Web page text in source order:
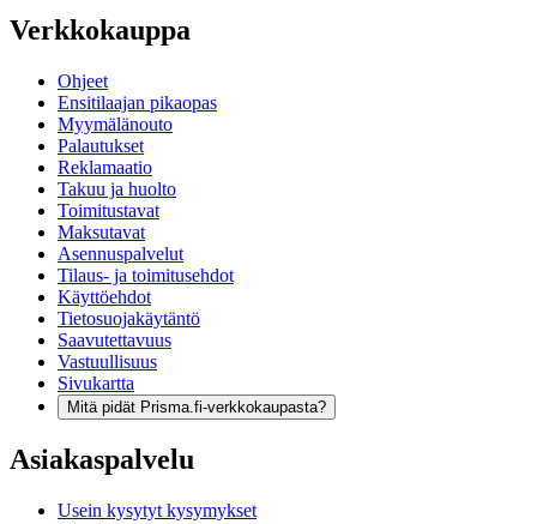
Verkkokauppa
Ohjeet
Ensitilaajan pikaopas
Myymälänouto
Palautukset
Reklamaatio
Takuu ja huolto
Toimitustavat
Maksutavat
Asennuspalvelut
Tilaus- ja toimitusehdot
Käyttöehdot
Tietosuojakäytäntö
Saavutettavuus
Vastuullisuus
Sivukartta
Mitä pidät Prisma.fi-verkkokaupasta?
Asiakaspalvelu
Usein kysytyt kysymykset